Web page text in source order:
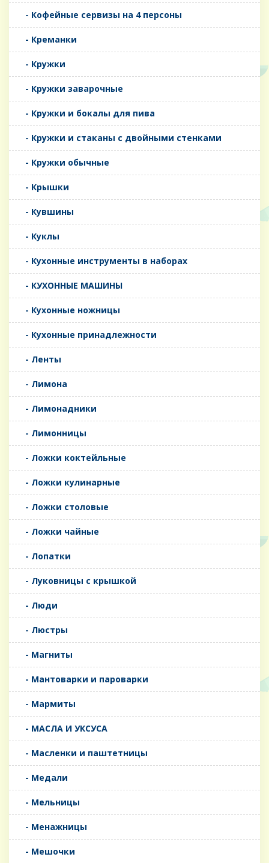
- Кофейные сервизы на 4 персоны
- Креманки
- Кружки
- Кружки заварочные
- Кружки и бокалы для пива
- Кружки и стаканы с двойными стенками
- Кружки обычные
- Крышки
- Кувшины
- Куклы
- Кухонные инструменты в наборах
- КУХОННЫЕ МАШИНЫ
- Кухонные ножницы
- Кухонные принадлежности
- Ленты
- Лимона
- Лимонадники
- Лимонницы
- Ложки коктейльные
- Ложки кулинарные
- Ложки столовые
- Ложки чайные
- Лопатки
- Луковницы с крышкой
- Люди
- Люстры
- Магниты
- Мантоварки и пароварки
- Мармиты
- МАСЛА И УКСУСА
- Масленки и паштетницы
- Медали
- Мельницы
- Менажницы
- Мешочки